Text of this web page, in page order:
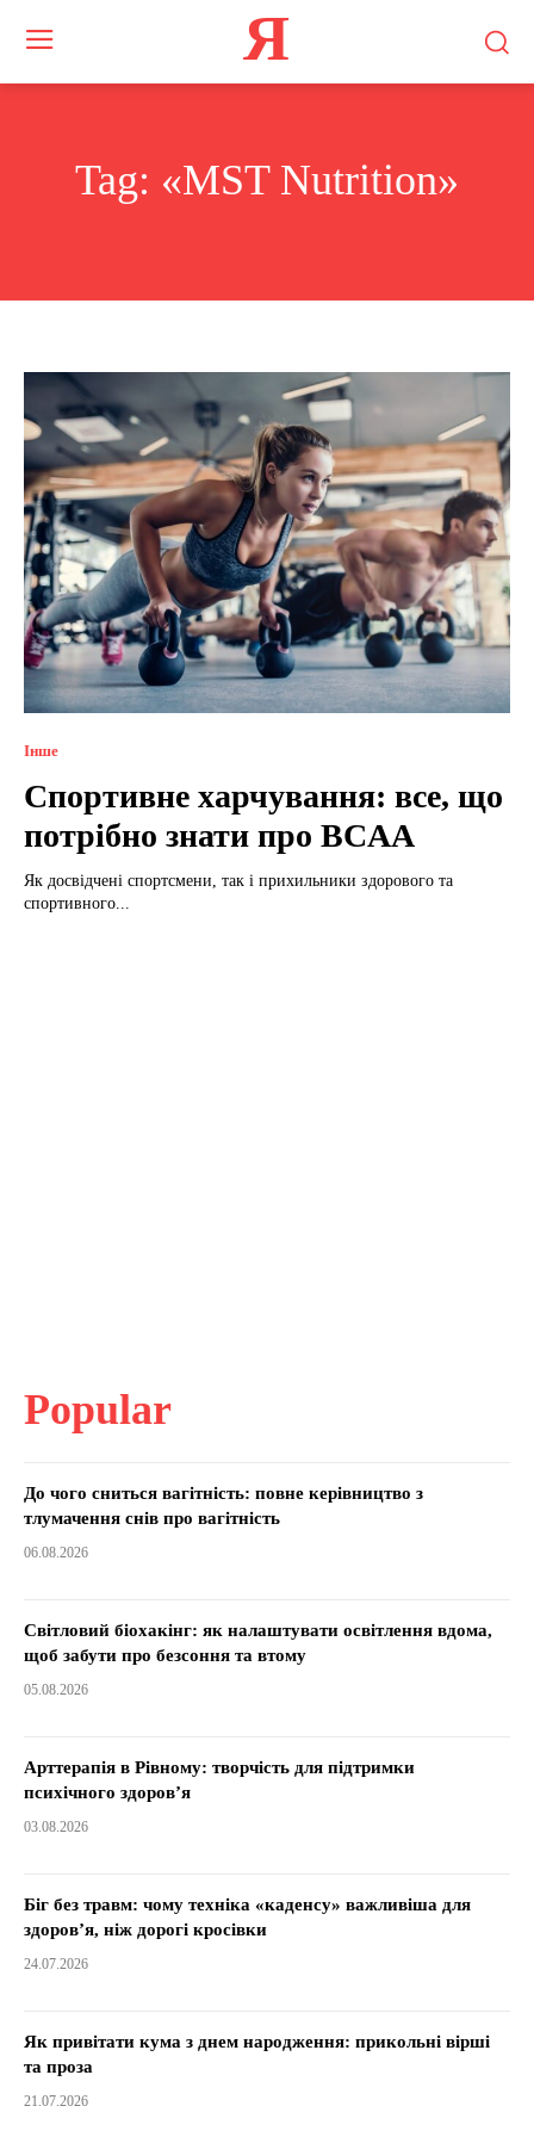
Я
Tag: «MST Nutrition»
Інше
Спортивне харчування: все, що
потрібно знати про BCAA
Як досвідчені спортсмени, так і прихильники здорового та
спортивного...
Popular
До чого сниться вагітність: повне керівництво з
тлумачення снів про вагітність
06.08.2026
Світловий біохакінг: як налаштувати освітлення вдома,
щоб забути про безсоння та втому
05.08.2026
Арттерапія в Рівному: творчість для підтримки
психічного здоров’я
03.08.2026
Біг без травм: чому техніка «каденсу» важливіша для
здоров’я, ніж дорогі кросівки
24.07.2026
Як привітати кума з днем народження: прикольні вірші
та проза
21.07.2026